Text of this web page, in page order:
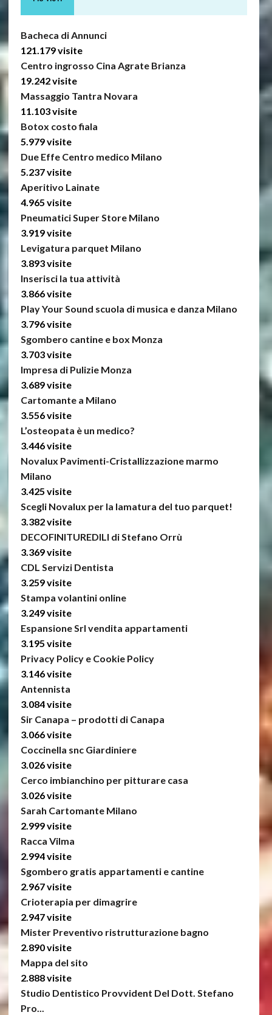
Bacheca di Annunci
121.179 visite
Centro ingrosso Cina Agrate Brianza
19.242 visite
Massaggio Tantra Novara
11.103 visite
Botox costo fiala
5.979 visite
Due Effe Centro medico Milano
5.237 visite
Aperitivo Lainate
4.965 visite
Pneumatici Super Store Milano
3.919 visite
Levigatura parquet Milano
3.893 visite
Inserisci la tua attività
3.866 visite
Play Your Sound scuola di musica e danza Milano
3.796 visite
Sgombero cantine e box Monza
3.703 visite
Impresa di Pulizie Monza
3.689 visite
Cartomante a Milano
3.556 visite
L’osteopata è un medico?
3.446 visite
Novalux Pavimenti-Cristallizzazione marmo
Milano
3.425 visite
Scegli Novalux per la lamatura del tuo parquet!
3.382 visite
DECOFINITUREDILI di Stefano Orrù
3.369 visite
CDL Servizi Dentista
3.259 visite
Stampa volantini online
3.249 visite
Espansione Srl vendita appartamenti
3.195 visite
Privacy Policy e Cookie Policy
3.146 visite
Antennista
3.084 visite
Sir Canapa – prodotti di Canapa
3.066 visite
Coccinella snc Giardiniere
3.026 visite
Cerco imbianchino per pitturare casa
3.026 visite
Sarah Cartomante Milano
2.999 visite
Racca Vilma
2.994 visite
Sgombero gratis appartamenti e cantine
2.967 visite
Crioterapia per dimagrire
2.947 visite
Mister Preventivo ristrutturazione bagno
2.890 visite
Mappa del sito
2.888 visite
Studio Dentistico Provvident Del Dott. Stefano
Pro...